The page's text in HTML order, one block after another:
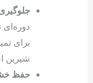
دوره‌ای
برای
شیرین
حفظ